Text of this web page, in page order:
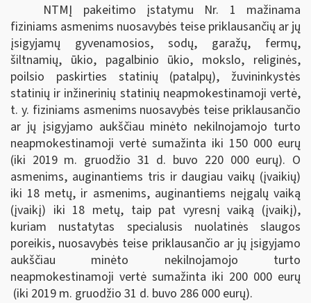
NTMĮ pakeitimo įstatymu Nr. 1 mažinama
fiziniams asmenims nuosavybės teise priklausančių ar jų
įsigyjamų gyvenamosios, sodų, garažų, fermų,
šiltnamių, ūkio, pagalbinio ūkio, mokslo, religinės,
poilsio paskirties statinių (patalpų), žuvininkystės
statinių ir inžinerinių statinių neapmokestinamoji vertė,
t. y. fiziniams asmenims nuosavybės teise priklausančio
ar jų įsigyjamo aukščiau minėto nekilnojamojo turto
neapmokestinamoji vertė sumažinta iki 150 000 eurų
(iki 2019 m. gruodžio 31 d. buvo 220 000 eurų). O
asmenims, auginantiems tris ir daugiau vaikų (įvaikių)
iki 18 metų, ir asmenims, auginantiems neįgalų vaiką
(įvaikį) iki 18 metų, taip pat vyresnį vaiką (įvaikį),
kuriam nustatytas specialusis nuolatinės slaugos
poreikis, nuosavybės teise priklausančio ar jų įsigyjamo
aukščiau minėto nekilnojamojo turto
neapmokestinamoji vertė sumažinta iki 200 000 eurų
(iki 2019 m. gruodžio 31 d. buvo 286 000 eurų).